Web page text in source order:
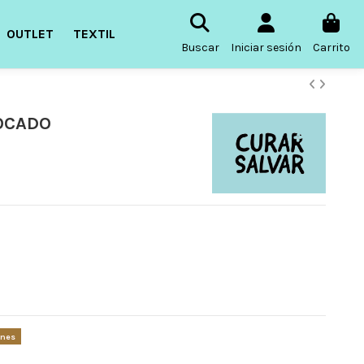
OUTLET TEXTIL
Buscar Iniciar sesión Carrito